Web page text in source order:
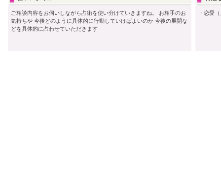
ご相談内容をお伺いしながら占術を使い分けていきますね。 お相手のお
気持ちや 今後どのように具体的に行動していけばよいのか 今後の展開な
どを具体的に占わせていただきます
・恋愛